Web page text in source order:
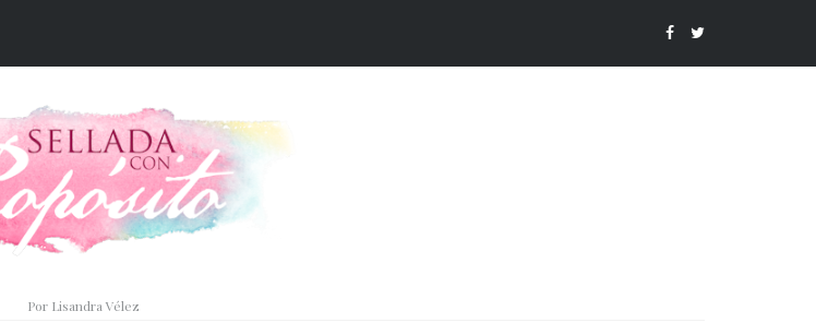
Por Lisandra Vélez